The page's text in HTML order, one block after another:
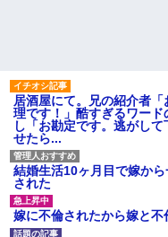
の？ｗｗ」「逆に超安い」
私「ちょっと、人の家の
触らないでよ！」キチママ
こに金庫があったから、開
みようとしただけ☆』義兄「
は出てけ！二度と来るな！」
果・・・
私「初めて飲む味だけどな
のお茶？」彼「ちっ！」私「
【GIF】JSのカンチョー
タ
居酒屋にて。兄の紹介者
理です！」酷すぎるワー
し「お勘定です。逃がし
せたら...
結婚生活10ヶ月目で嫁か
された
嫁に不倫されたから嫁と